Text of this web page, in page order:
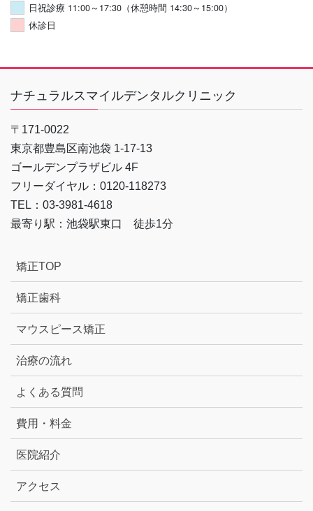
日祝診療 11:00～17:30（休憩時間 14:30～15:00）
休診日
ナチュラルスマイルデンタルクリニック
〒171-0022
東京都豊島区南池袋 1-17-13
ゴールデンプラザビル 4F
フリーダイヤル：0120-118273
TEL：03-3981-4618
最寄り駅：池袋駅東口 徒歩1分
矯正TOP
矯正歯科
マウスピース矯正
治療の流れ
よくある質問
費用・料金
医院紹介
アクセス